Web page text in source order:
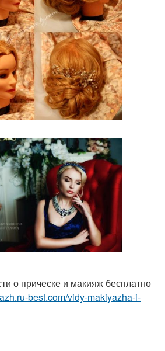
о прическе и макияж бесплатно
best.com/vidy-makiyazha-i-